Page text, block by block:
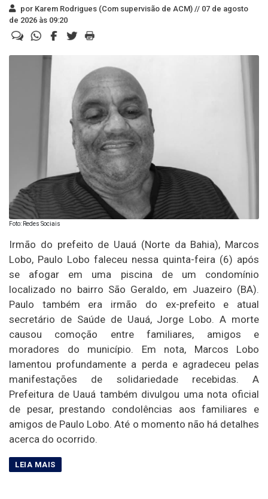
por Karem Rodrigues (Com supervisão de ACM) // 07 de agosto
de 2026 às 09:20
Foto: Redes Sociais
Irmão do prefeito de Uauá (Norte da Bahia), Marcos
Lobo, Paulo Lobo faleceu nessa quinta-feira (6) após
se afogar em uma piscina de um condomínio
localizado no bairro São Geraldo, em Juazeiro (BA).
Paulo também era irmão do ex-prefeito e atual
secretário de Saúde de Uauá, Jorge Lobo. A morte
causou comoção entre familiares, amigos e
moradores do município. Em nota, Marcos Lobo
lamentou profundamente a perda e agradeceu pelas
manifestações de solidariedade recebidas. A
Prefeitura de Uauá também divulgou uma nota oficial
de pesar, prestando condolências aos familiares e
amigos de Paulo Lobo. Até o momento não há detalhes
acerca do ocorrido.